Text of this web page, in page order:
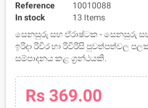
Reference
10010088
In stock
13 Items
සෙනසුරු සහ ඒරාෂ්ටක - සෙනසුරු
ඉරිදා රිවිර හා රිවිරිසි පුවත්පත්වල
සම්පාදනය කළ ග්‍රන්ථයකි.
Rs 369.00